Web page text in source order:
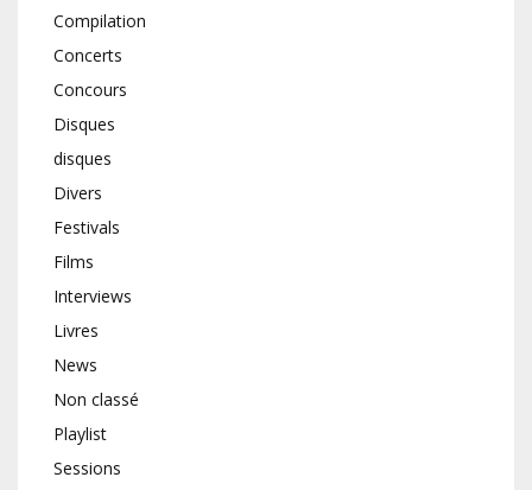
Compilation
Concerts
Concours
Disques
disques
Divers
Festivals
Films
Interviews
Livres
News
Non classé
Playlist
Sessions